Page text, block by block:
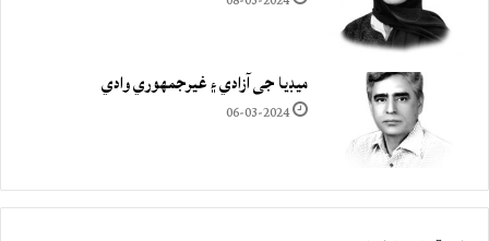
ميڊيا جي آزادي ۽ غيرجمھوري وادي
06-03-2024